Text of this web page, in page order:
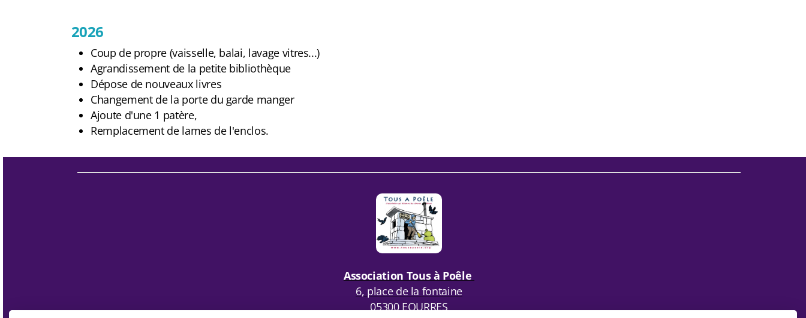
2026
Coup de propre (vaisselle, balai, lavage vitres...)
Agrandissement de la petite bibliothèque
Dépose de nouveaux livres
Changement de la porte du garde manger
Ajoute d'une 1 patère,
Remplacement de lames de l'enclos.
Association Tous à Poêle
6, place de la fontaine
05300 EOURRES